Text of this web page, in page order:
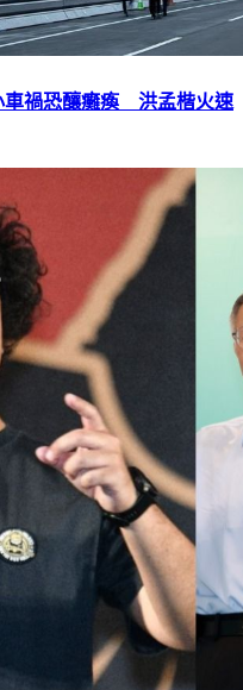
車禍恐釀癱瘓 洪孟楷火速